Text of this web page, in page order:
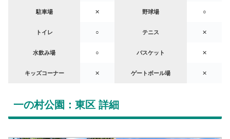
駐車場 ✕ 野球場 ○
トイレ ○ テニス ✕
水飲み場 ○ バスケット ✕
キッズコーナー ✕ ゲートボール場 ✕
一の村公園：東区 詳細